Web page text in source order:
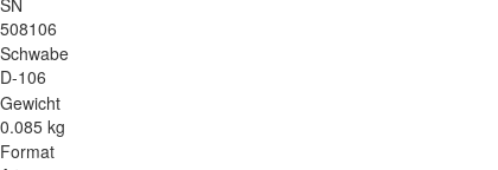
SN
508106
Schwabe
D-106
Gewicht
0.085 kg
Format